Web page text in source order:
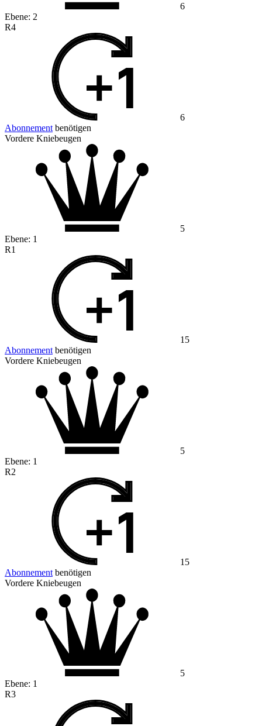
6
Ebene: 2
R4
6
Abonnement benötigen
Vordere Kniebeugen
5
Ebene: 1
R1
15
Abonnement benötigen
Vordere Kniebeugen
5
Ebene: 1
R2
15
Abonnement benötigen
Vordere Kniebeugen
5
Ebene: 1
R3